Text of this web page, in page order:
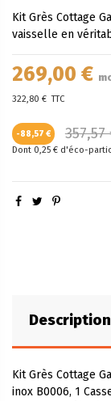
Kit Grès Cottage
vaisselle en
269,00 €
322,80 € TTC
-88,57 €
Dont 0,25 € d'éco-
Description
Kit Grès Cottage
inox B0006, 1